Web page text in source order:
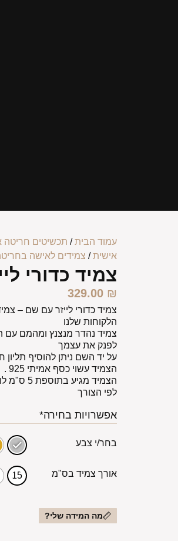
עמוד הבית/ תכשיטים חריטה
אישית/ צמידים לאישה
צמיד כדורי
329.00 ₪
צמיד כדורי לייזר עם שם –
הלקוחות שלנו
צמיד נהדר מנצנץ ומהמם
לפנק את עצמך
על יד השם ניתן להוסיף
הצמיד עשוי כסף אמיתי 925 .
הצמיד
לפי הצורך
אפשרויות בחירה*
בחר/י צבע
אורך צמיד בס"מ 15
מה המידה שלי?